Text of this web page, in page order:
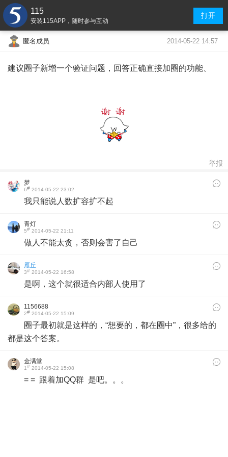
115
安装115APP，随时参与互动
打开
匿名成员 2014-05-22 14:57
建议圈子新增一个验证问题，回答正确直接加圈的功能、
举报
梦
6# 2014-05-22 23:02
我只能说人数扩容扩不起
青灯
5# 2014-05-22 21:11
做人不能太贪，否则会害了自己
雁丘
3# 2014-05-22 16:58
是啊，这个就很适合内部人使用了
1156688
2# 2014-05-22 15:09
圈子最初就是这样的，“想要的，都在圈中”，很多给的
都是这个答案。
金满堂
1# 2014-05-22 15:08
= = 跟着加QQ群 是吧。。。